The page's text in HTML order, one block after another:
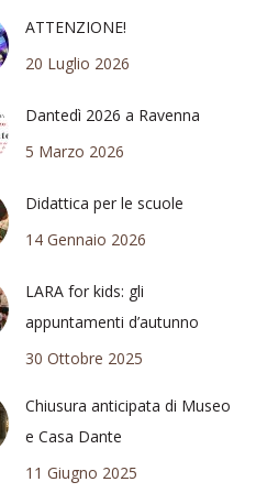
ATTENZIONE!
20 Luglio 2026
Dantedì 2026 a Ravenna
5 Marzo 2026
Didattica per le scuole
14 Gennaio 2026
LARA for kids: gli
appuntamenti d’autunno
30 Ottobre 2025
Chiusura anticipata di Museo
e Casa Dante
11 Giugno 2025